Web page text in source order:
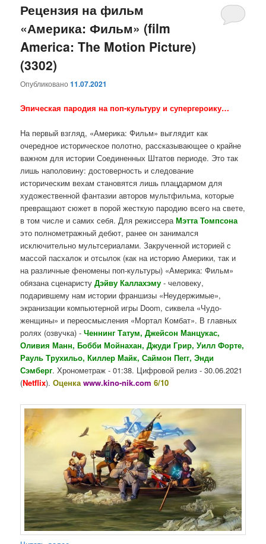
основному
содержимому
дополнительному
содержимому
Рецензия на фильм
«Америка: Фильм» (film
America: The Motion Picture)
(3302)
Опубликовано11.07.2021
Эпическая пародия на поп-культуру и супергероику…
На первый взгляд, «Америка: Фильм» выглядит как
очередное историческое полотно, рассказывающее о крайне
важном для истории Соединенных Штатов периоде. Это так
лишь наполовину: достоверность и следование
историческим вехам становятся лишь плацдармом для
художественной фантазии авторов мультфильма, которые
превращают сюжет в порой жесткую пародию всего на свете,
в том числе и самих себя. Для режиссераМэтта Томпсона
это полнометражный дебют, ранее он занимался
исключительно мультсериалами. Закрученной историей с
массой пасхалок и отсылок (как на историю Америки, так и
на различные феномены поп-культуры) «Америка: Фильм»
обязана сценаристуДэйву Каллахэму - человеку,
подарившему нам истории франшизы «Неудержимые»,
экранизации компьютерной игры Doom, сиквела «Чудо-
женщины» и переосмысления «Мортал Комбат». В главных
ролях (озвучка) -Ченнинг Татум, Джейсон Манцукас,
Оливия Манн, Бобби Мойнахан, Джуди Грир, Уилл Форте,
Рауль Трухильо, Киллер Майк, Саймон Пегг, Энди
Сэмберг. Хронометраж - 01:38. Цифровой релиз - 30.06.2021
(Netflix).Оценкаwww.kino-nik.com 6/10